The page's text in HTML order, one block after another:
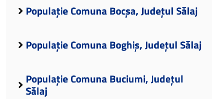
Populație Comuna Bocșa, Județul Sălaj
Populație Comuna Boghiș, Județul Sălaj
Populație Comuna Buciumi, Județul
Sălaj